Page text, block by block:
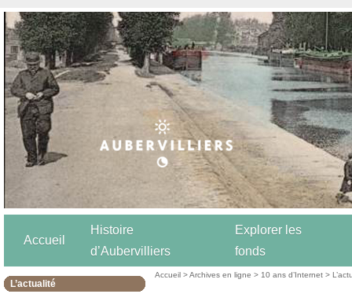
Accueil
Histoire
d’Aubervilliers
Explorer les
fonds
L’actualité
Accueil >Archives en ligne > 10 ans d’Internet >